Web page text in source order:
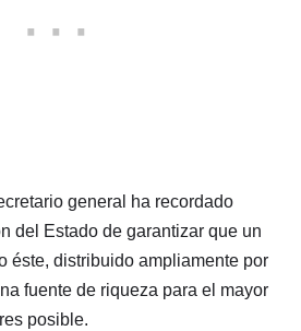
general ha recordado
del Estado de garantizar que un
éste, distribuido ampliamente por
fuente de riqueza para el mayor
posible.